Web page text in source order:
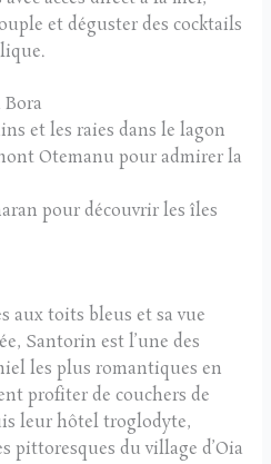
et déguster des cocktails
Bora
et les raies dans le lagon
Otemanu pour admirer la
pour découvrir les îles
aux toits bleus et sa vue
Santorin est l’une des
les plus romantiques en
profiter de couchers de
leur hôtel troglodyte,
pittoresques du village d’Oia